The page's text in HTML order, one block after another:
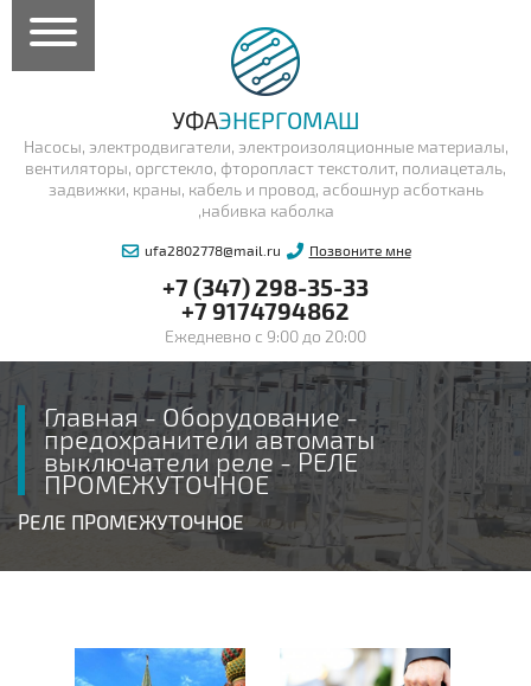
УФАЭНЕРГОМАШ
Насосы, электродвигатели, электроизоляционные материалы,
вентиляторы, оргстекло, фторопласт текстолит, полиацеталь,
задвижки, краны, кабель и провод, асбошнур асботкань
,набивка каболка
ufa2802778@mail.ru Позвоните мне
+7 (347) 298-35-33
+7 9174794862
Ежедневно с 9:00 до 20:00
Главная - Оборудование -
предохранители автоматы
выключатели реле - РЕЛЕ
ПРОМЕЖУТОЧНОЕ
РЕЛЕ ПРОМЕЖУТОЧНОЕ